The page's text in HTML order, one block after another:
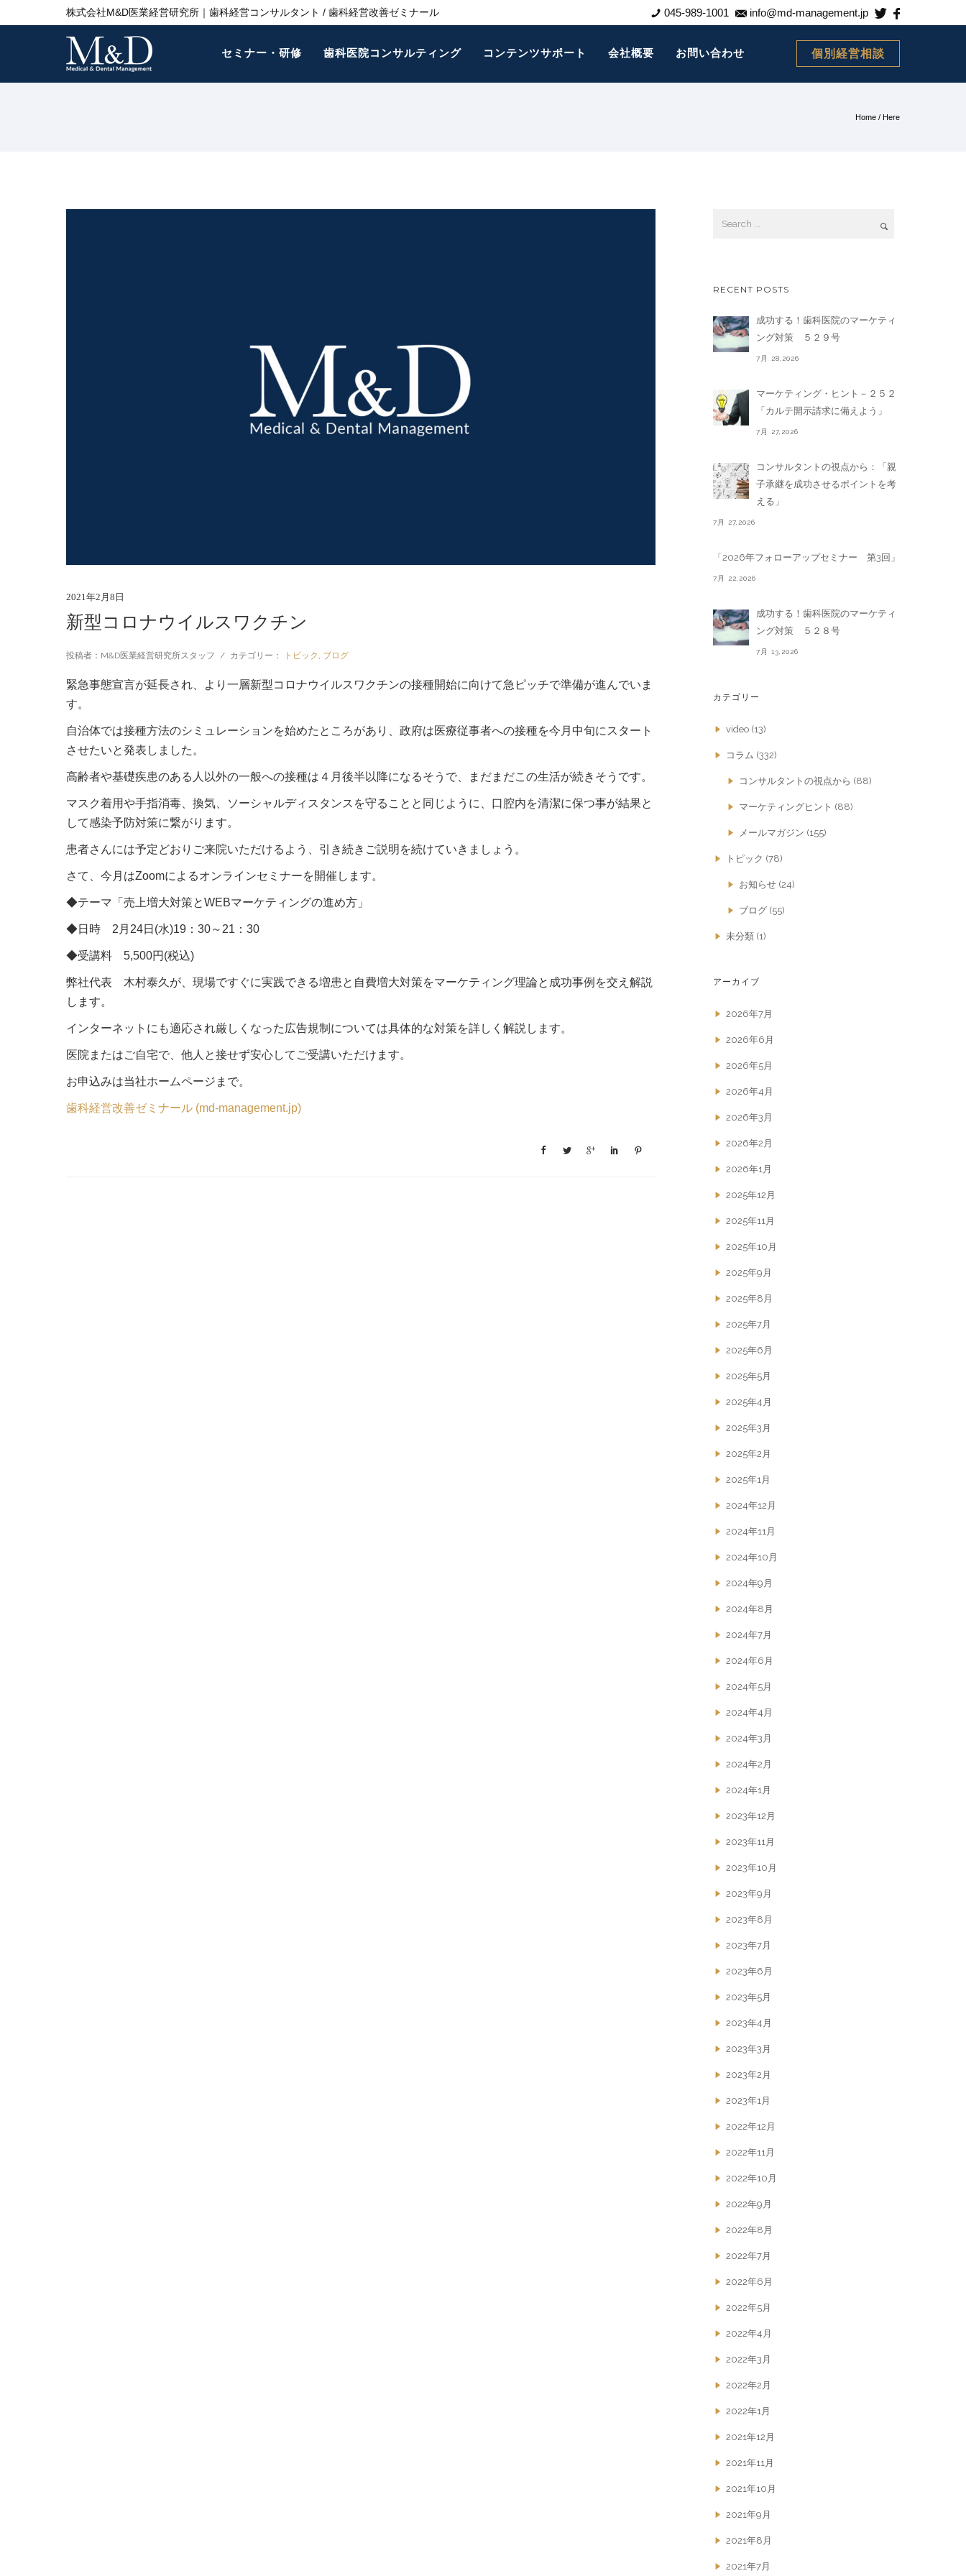
株式会社M&D医業経営研究所｜歯科経営コンサルタント / 歯科経営改善ゼミナール 045-989-1001 info@md-management.jp
個別経営相談
セミナー・研修 歯科医院コンサルティング コンテンツサポート 会社概要 お問い合わせ
Home / Here
2021年2月8日
新型コロナウイルスワクチン
投稿者：M&D医業経営研究所スタッフ / カテゴリー： トピック , ブログ
緊急事態宣言が延長され、より一層新型コロナウイルスワクチンの接種開始に向けて急ピッチで準備が進んでいま
す。
自治体では接種方法のシミュレーションを始めたところがあり、政府は医療従事者への接種を今月中旬にスタート
させたいと発表しました。
高齢者や基礎疾患のある人以外の一般への接種は４月後半以降になるそうで、まだまだこの生活が続きそうです。
マスク着用や手指消毒、換気、ソーシャルディスタンスを守ることと同じように、口腔内を清潔に保つ事が結果と
して感染予防対策に繋がります。
患者さんには予定どおりご来院いただけるよう、引き続きご説明を続けていきましょう。
さて、今月はZoomによるオンラインセミナーを開催します。
◆テーマ「売上増大対策とWEBマーケティングの進め方」
◆日時 2月24日(水)19：30～21：30
◆受講料 5,500円(税込)
弊社代表 木村泰久が、現場ですぐに実践できる増患と自費増大対策をマーケティング理論と成功事例を交え解説
します。
インターネットにも適応され厳しくなった広告規制については具体的な対策を詳しく解説します。
医院またはご自宅で、他人と接せず安心してご受講いただけます。
お申込みは当社ホームページまで。
歯科経営改善ゼミナール (md-management.jp)
RECENT POSTS
成功する！歯科医院のマーケティ
ング対策 ５２９号
7月 28,2026
マーケティング・ヒント－２５２
「カルテ開示請求に備えよう」
7月 27,2026
コンサルタントの視点から：「親
子承継を成功させるポイントを考
える」
7月 27,2026
「2026年フォローアップセミナー 第3回」
7月 22,2026
成功する！歯科医院のマーケティ
ング対策 ５２８号
7月 13,2026
カテゴリー
video (13)
コラム (332)
コンサルタントの視点から (88)
マーケティングヒント (88)
メールマガジン (155)
トピック (78)
お知らせ (24)
ブログ (55)
未分類 (1)
アーカイブ
2026年7月
2026年6月
2026年5月
2026年4月
2026年3月
2026年2月
2026年1月
2025年12月
2025年11月
2025年10月
2025年9月
2025年8月
2025年7月
2025年6月
2025年5月
2025年4月
2025年3月
2025年2月
2025年1月
2024年12月
2024年11月
2024年10月
2024年9月
2024年8月
2024年7月
2024年6月
2024年5月
2024年4月
2024年3月
2024年2月
2024年1月
2023年12月
2023年11月
2023年10月
2023年9月
2023年8月
2023年7月
2023年6月
2023年5月
2023年4月
2023年3月
2023年2月
2023年1月
2022年12月
2022年11月
2022年10月
2022年9月
2022年8月
2022年7月
2022年6月
2022年5月
2022年4月
2022年3月
2022年2月
2022年1月
2021年12月
2021年11月
2021年10月
2021年9月
2021年8月
2021年7月